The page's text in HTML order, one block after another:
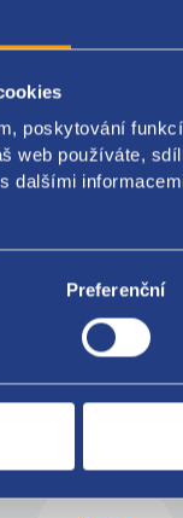
poskytování
web používáte,
dalšími
Preferenční
zadní horní